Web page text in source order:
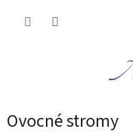
Ovocné stromy